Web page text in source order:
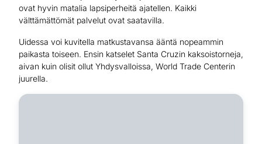
ovat hyvin matalia lapsiperheitä ajatellen. Kaikki
välttämättömät palvelut ovat saatavilla.
Uidessa voi kuvitella matkustavansa ääntä nopeammin
paikasta toiseen. Ensin katselet Santa Cruzin kaksoistorneja,
aivan kuin olisit ollut Yhdysvalloissa, World Trade Centerin
juurella.